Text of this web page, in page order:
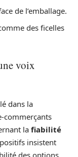
de l’emballage.
des ficelles
voix
dans la
commerçants
la fiabilité
insistent
des options